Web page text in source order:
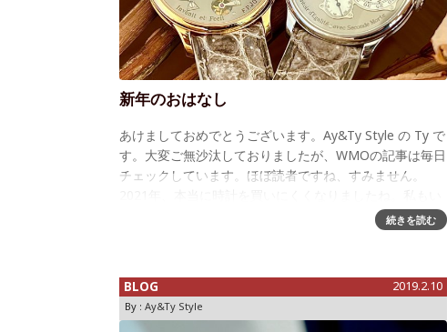
新年のおはなし
あけましておめでとうございます。Ay&Ty Style の Ty で
す。大変ご無沙汰しておりましたが、WMOの記事は毎日
チェックしています。ほぼ読者ですね、すみません。
続きを読む
BLOG 2019.2.10
By : Ay&Ty Style